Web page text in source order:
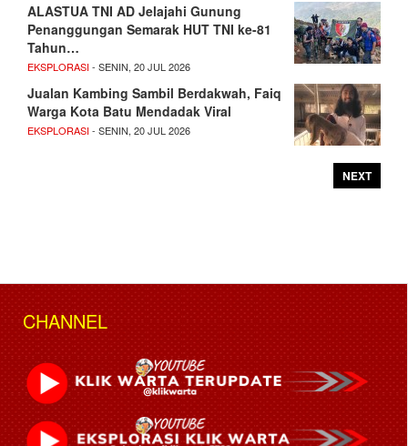
ALASTUA TNI AD Jelajahi Gunung
Penanggungan Semarak HUT TNI ke-81
Tahun…
EKSPLORASI- SENIN, 20 JUL 2026
Jualan Kambing Sambil Berdakwah, Faiq
Warga Kota Batu Mendadak Viral
EKSPLORASI- SENIN, 20 JUL 2026
NEXT
CHANNEL